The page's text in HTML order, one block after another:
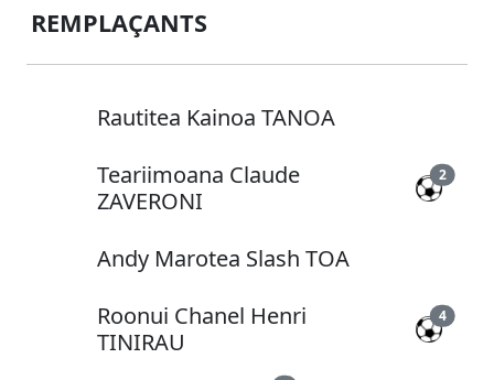
REMPLAÇANTS
Rautitea Kainoa TANOA
Teariimoana Claude
ZAVERONI
2
Andy Marotea Slash TOA
Roonui Chanel Henri
TINIRAU
4